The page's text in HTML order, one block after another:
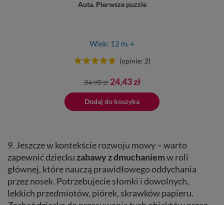
Auta. Pierwsze puzzle
Wiek: 12 m. +
(opinie: 2)
Cena
podstawowa
34,90 zł Cena
24,43 zł
Dodaj do koszyka
9. Jeszcze w kontekście rozwoju mowy – warto
zapewnić dziecku zabawy zdmuchaniemw roli
głównej, które nauczą prawidłowego oddychania
przez nosek. Potrzebujecie słomki i dowolnych,
lekkich przedmiotów, piórek, skrawków papieru.